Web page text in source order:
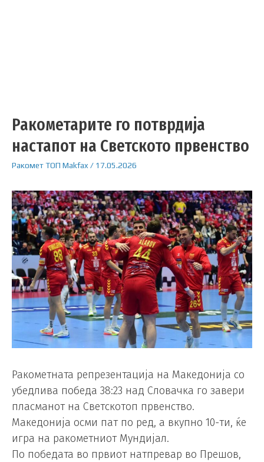
Ракометарите го потврдија
настапот на Светското првенство
РакометТОП Makfax / 17.05.2026
Ракометната репрезентација на Македонија со
убедлива победа 38:23 над Словачка го завери
пласманот на Светскотоп првенство.
Македонија осми пат по ред, а вкупно 10-ти, ќе
игра на ракометниот Мундијал.
По победата во првиот натпревар во Прешов,